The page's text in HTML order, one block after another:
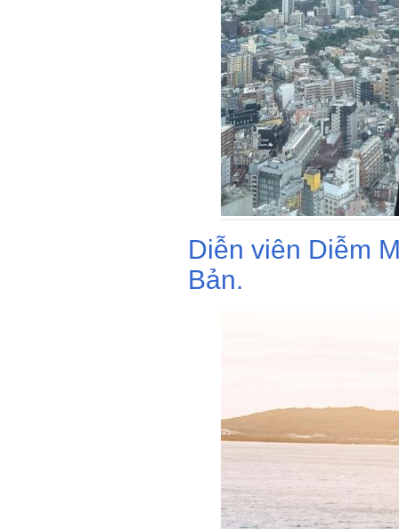
Diễn viên Diễm
Bản.